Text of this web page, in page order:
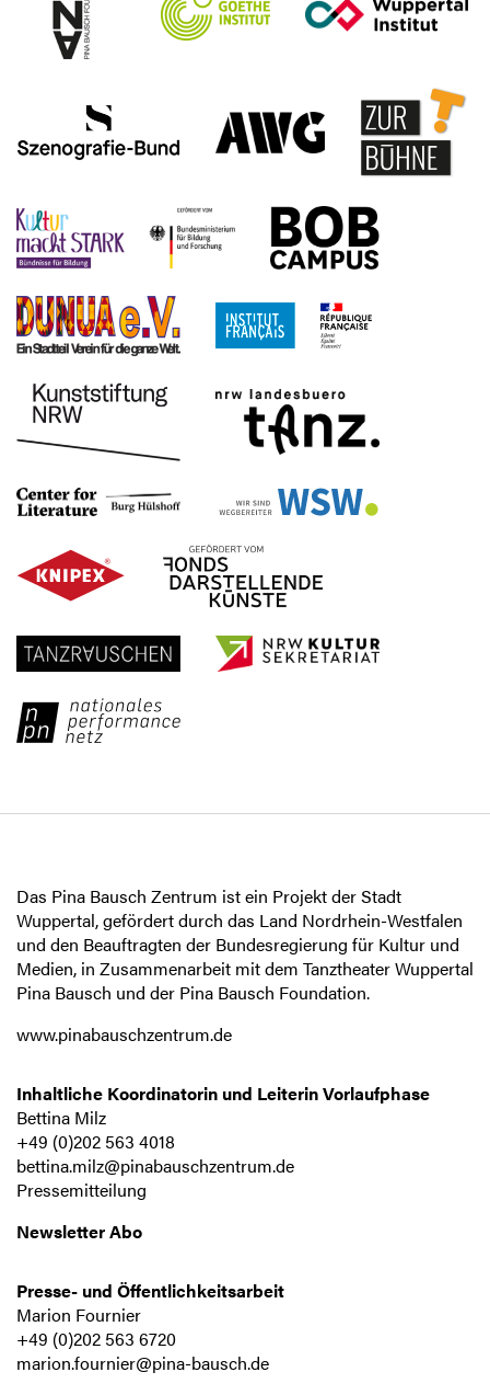
Das Pina Bausch Zentrum ist ein Projekt der Stadt
Wuppertal, gefördert durch das Land Nordrhein-Westfalen
und den Beauftragten der Bundesregierung für Kultur und
Medien, in Zusammenarbeit mit dem Tanztheater Wuppertal
Pina Bausch und der Pina Bausch Foundation.
www.pinabauschzentrum.de
Inhaltliche Koordinatorin und Leiterin Vorlaufphase
Bettina Milz
+49 (0)202 563 4018
bettina.milz@pinabauschzentrum.de
Pressemitteilung
Newsletter Abo
Presse- und Öffentlichkeitsarbeit
Marion Fournier
+49 (0)202 563 6720
marion.fournier@pina-bausch.de